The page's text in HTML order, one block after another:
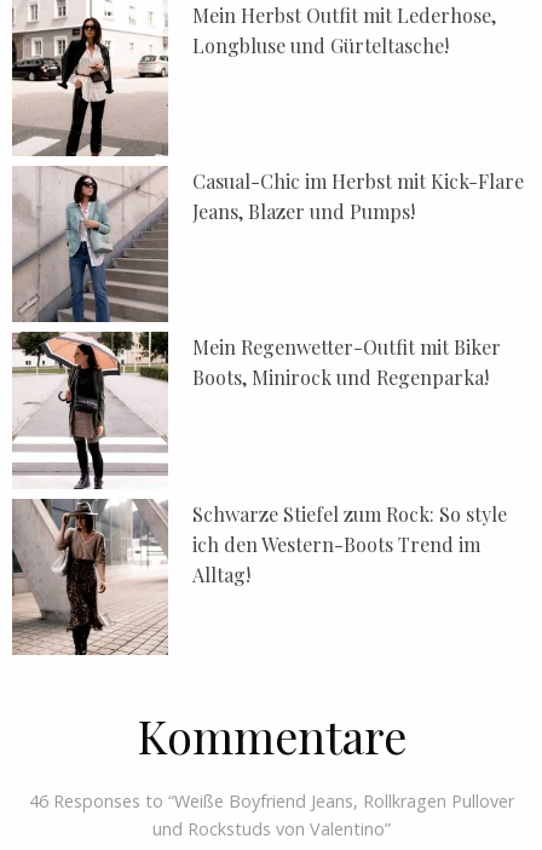
Mein Herbst Outfit mit Lederhose,
Longbluse und Gürteltasche!
Casual-Chic im Herbst mit Kick-Flare
Jeans, Blazer und Pumps!
Mein Regenwetter-Outfit mit Biker
Boots, Minirock und Regenparka!
Schwarze Stiefel zum Rock: So style
ich den Western-Boots Trend im
Alltag!
Kommentare
46 Responses to “Weiße Boyfriend Jeans, Rollkragen Pullover
und Rockstuds von Valentino”